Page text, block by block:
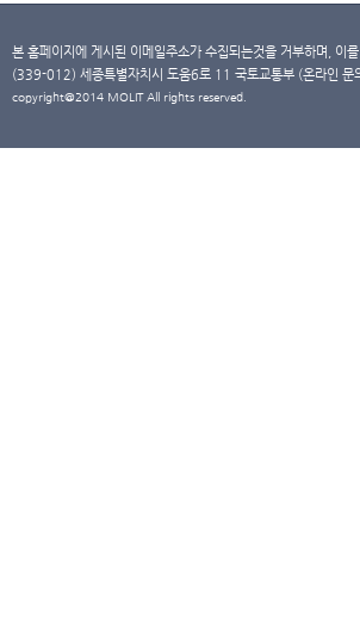
본 홈페이지에 게시된 이메일주소가 수집되는것을 거부하며, 이
(339-012) 세종특별자치시 도움6로 11 국토교통부 (온라
copyright@2014 MOLIT All rights reserved.